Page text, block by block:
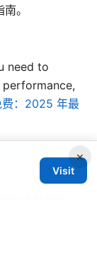
。
need to
：2025 年最
to know
×
Visit